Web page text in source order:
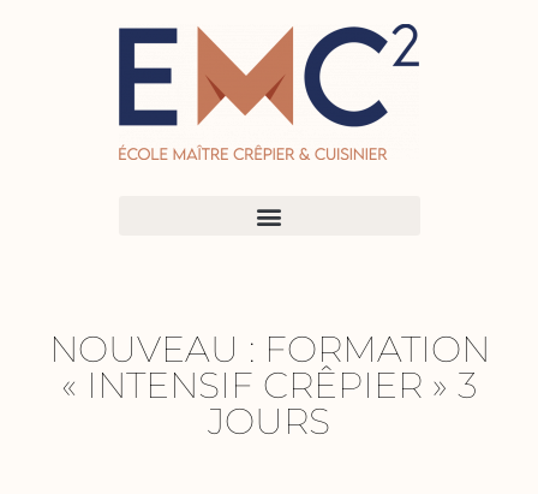
NOUVEAU : FORMATION
« INTENSIF CRÊPIER » 3
JOURS